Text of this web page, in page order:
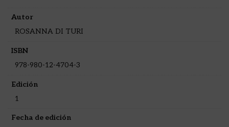
Autor
ROSANNA DI TURI
ISBN
978-980-12-4704-3
Edición
1
Fecha de edición